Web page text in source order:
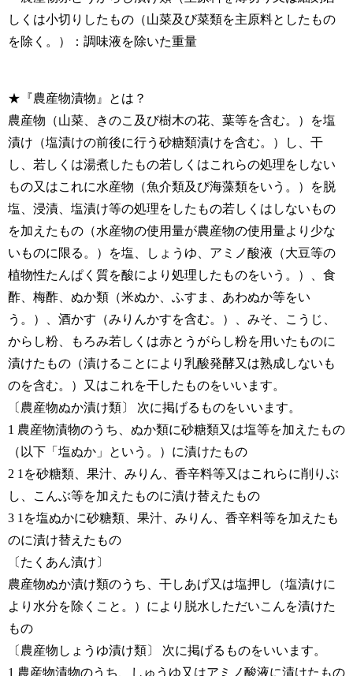
しくは小切りしたもの（山菜及び菜類を主原料としたもの
を除く。）：調味液を除いた重量
★『農産物漬物』とは？
農産物（山菜、きのこ及び樹木の花、葉等を含む。）を塩
漬け（塩漬けの前後に行う砂糖類漬けを含む。）し、干
し、若しくは湯煮したもの若しくはこれらの処理をしない
もの又はこれに水産物（魚介類及び海藻類をいう。）を脱
塩、浸漬、塩漬け等の処理をしたもの若しくはしないもの
を加えたもの（水産物の使用量が農産物の使用量より少な
いものに限る。）を塩、しょうゆ、アミノ酸液（大豆等の
植物性たんぱく質を酸により処理したものをいう。）、食
酢、梅酢、ぬか類（米ぬか、ふすま、あわぬか等をい
う。）、酒かす（みりんかすを含む。）、みそ、こうじ、
からし粉、もろみ若しくは赤とうがらし粉を用いたものに
漬けたもの（漬けることにより乳酸発酵又は熟成しないも
のを含む。）又はこれを干したものをいいます。
〔農産物ぬか漬け類〕 次に掲げるものをいいます。
1 農産物漬物のうち、ぬか類に砂糖類又は塩等を加えたもの
（以下「塩ぬか」という。）に漬けたもの
2 1を砂糖類、果汁、みりん、香辛料等又はこれらに削りぶ
し、こんぶ等を加えたものに漬け替えたもの
3 1を塩ぬかに砂糖類、果汁、みりん、香辛料等を加えたも
のに漬け替えたもの
〔たくあん漬け〕
農産物ぬか漬け類のうち、干しあげ又は塩押し（塩漬けに
より水分を除くこと。）により脱水しただいこんを漬けた
もの
〔農産物しょうゆ漬け類〕 次に掲げるものをいいます。
1 農産物漬物のうち、しゅうゆ又はアミノ酸液に漬けたもの